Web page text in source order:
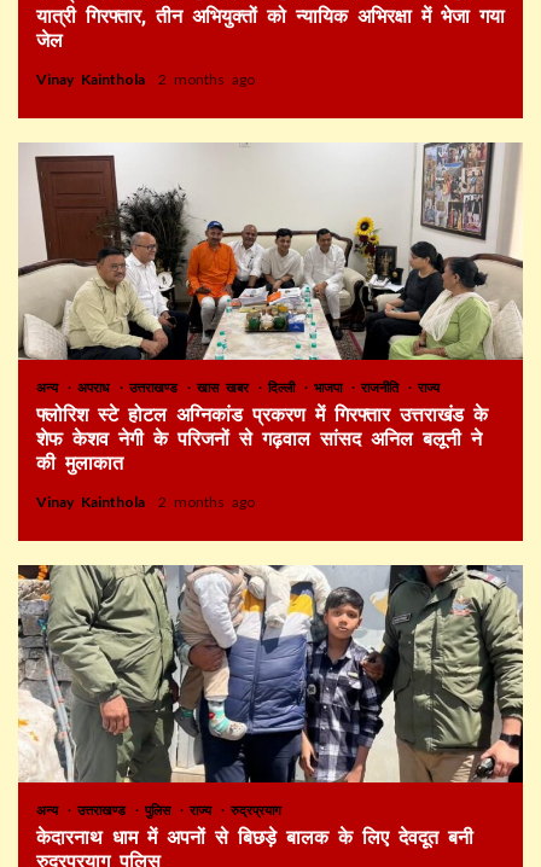
यात्री गिरफ्तार, तीन अभियुक्तों को न्यायिक अभिरक्षा में भेजा गया
जेल
Vinay Kainthola 2 months ago
अन्य अपराध उत्तराखण्ड खास खबर दिल्ली भाजपा राजनीति राज्य
फ्लोरिश स्टे होटल अग्निकांड प्रकरण में गिरफ्तार उत्तराखंड के
शेफ केशव नेगी के परिजनों से गढ़वाल सांसद अनिल बलूनी ने
की मुलाकात
Vinay Kainthola 2 months ago
अन्य उत्तराखण्ड पुलिस राज्य रुद्रप्रयाग
केदारनाथ धाम में अपनों से बिछड़े बालक के लिए देवदूत बनी
रुद्रप्रयाग पुलिस